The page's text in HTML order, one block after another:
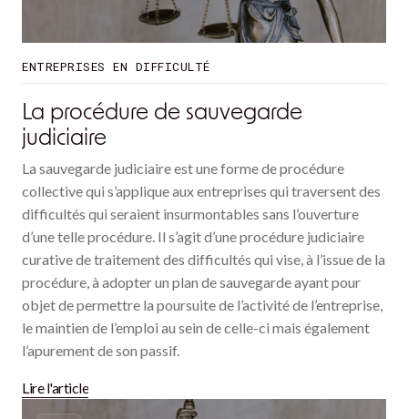
ENTREPRISES EN DIFFICULTÉ
La procédure de sauvegarde
judiciaire
La sauvegarde judiciaire est une forme de procédure
collective qui s’applique aux entreprises qui traversent des
difficultés qui seraient insurmontables sans l’ouverture
d’une telle procédure. Il s’agit d’une procédure judiciaire
curative de traitement des difficultés qui vise, à l’issue de la
procédure, à adopter un plan de sauvegarde ayant pour
objet de permettre la poursuite de l’activité de l’entreprise,
le maintien de l’emploi au sein de celle-ci mais également
l’apurement de son passif.
Lire l'article